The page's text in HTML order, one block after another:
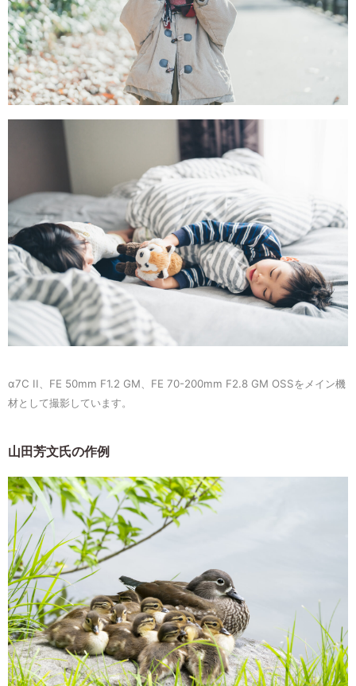
α7C II、FE 50mm F1.2 GM、FE 70-200mm F2.8 GM OSSをメイン機
材として撮影しています。
山田芳文氏の作例